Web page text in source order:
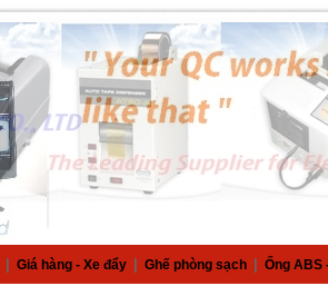
Giá hàng - Xe đẩy Ghế phòng sạch Ống ABS